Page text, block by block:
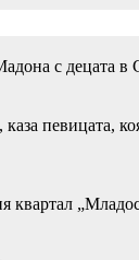
с
певицата,
квартал